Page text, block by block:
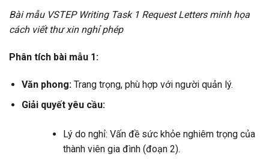
Bài mẫu VSTEP Writing Task 1 Request Letters minh họa
cách viết thư xin nghỉ phép
Phân tích bài mẫu 1:
Văn phong:Trang trọng, phù hợp với người quản lý.
Giải quyết yêu cầu:
Lý do nghỉ: Vấn đề sức khỏe nghiêm trọng của
thành viên gia đình (đoạn 2).